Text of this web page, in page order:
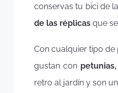
conservas tu bici de
de las réplicas que
Con cualquier tipo
gustan con
retro al jardín y son